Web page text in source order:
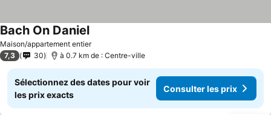
Maison/appartement entier
Bach On Daniel
7,3 30 à 0.7 km de : Centre-ville
Sélectionnez des dates pour voir
les prix exacts
Consulter les prix